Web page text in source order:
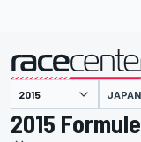
gepresenteerd door
2015